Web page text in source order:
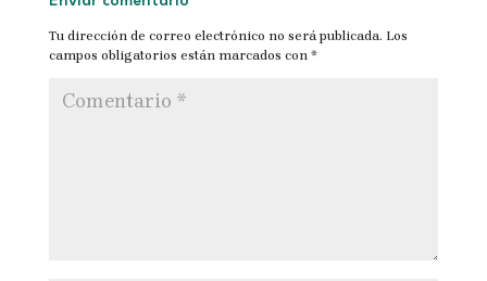
Tu dirección de correo electrónico no será publicada. Los
campos obligatorios están marcados con *